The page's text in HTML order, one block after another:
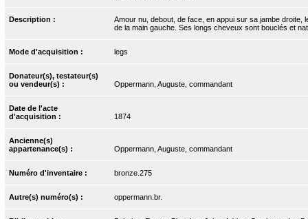
Description :
Amour nu, debout, de face, en appui sur sa jambe droite,
de la main gauche. Ses longs cheveux sont bouclés et
Mode d'acquisition : legs
Donateur(s), testateur(s)
ou vendeur(s) :
Oppermann, Auguste, commandant
Date de l'acte
d'acquisition :
1874
Ancienne(s)
appartenance(s) :
Oppermann, Auguste, commandant
Numéro d'inventaire : bronze.275
Autre(s) numéro(s) : oppermann.br.